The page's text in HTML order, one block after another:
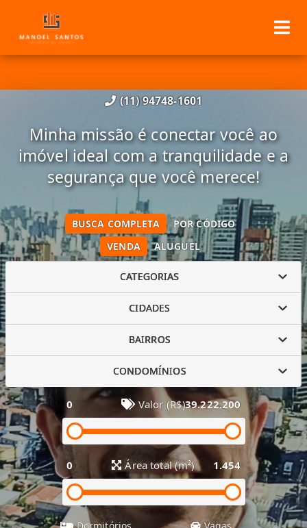
(11) 94748-1601
Minha missão é conectar você ao
imóvel ideal com a tranquilidade e a
segurança que você merece!
VENDA ALUGUEL
BUSCA COMPLETA POR CÓDIGO
CATEGORIAS
CIDADES
BAIRROS
CONDOMÍNIOS
0 Valor (R$)39.222.200
0 Área total (m²) 1.454
Dormitórios Vagas